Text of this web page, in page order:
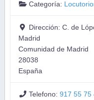
Categoría:
Dirección:C. de
Madrid
Comunidad de Madrid
28038
España
Telefono:917 55 75